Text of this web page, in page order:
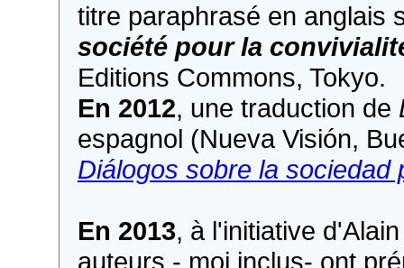
titre paraphrasé en anglais
société pour la
Editions Commons, Tokyo.
En 2012, une traduction de
espagnol (Nueva Visión,
Diálogos sobre la sociedad
En 2013, à l'initiative
auteurs - moi inclus- ont